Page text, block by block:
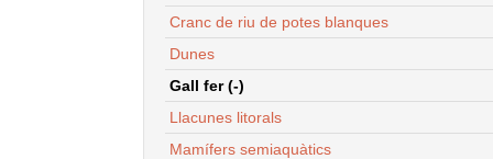
Cranc de riu de potes blanques
Dunes
Gall fer (-)
Llacunes litorals
Mamífers semiaquàtics